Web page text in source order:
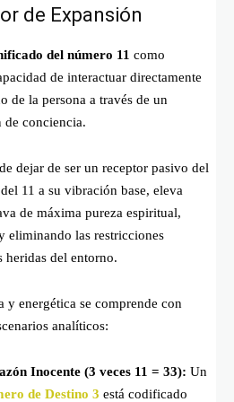
de Expansión
del número 11 como
de interactuar directamente
de la persona a través de un
conciencia.
dejar de ser un receptor pasivo del
11 a su vibración base, eleva
de máxima pureza espiritual,
eliminando las restricciones
heridas del entorno.
y energética se comprende con
analíticos:
Inocente (3 veces 11 = 33): Un
de Destino 3 está codificado